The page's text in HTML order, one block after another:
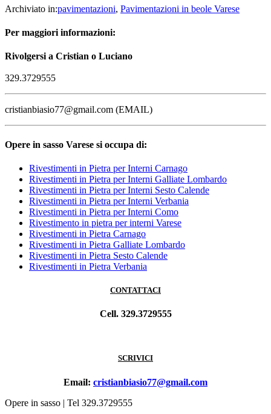
Archiviato in:pavimentazioni, Pavimentazioni in beole Varese
Per maggiori informazioni:
Rivolgersi a Cristian o Luciano
329.3729555
cristianbiasio77@gmail.com (EMAIL)
Opere in sasso Varese si occupa di:
Rivestimenti in Pietra per Interni Carnago
Rivestimenti in Pietra per Interni Galliate Lombardo
Rivestimenti in Pietra per Interni Sesto Calende
Rivestimenti in Pietra per Interni Verbania
Rivestimenti in Pietra per Interni Como
Rivestimento in pietra per interni Varese
Rivestimenti in Pietra Carnago
Rivestimenti in Pietra Galliate Lombardo
Rivestimenti in Pietra Sesto Calende
Rivestimenti in Pietra Verbania
CONTATTACI
Cell. 329.3729555
SCRIVICI
Email: cristianbiasio77@gmail.com
Opere in sasso | Tel 329.3729555